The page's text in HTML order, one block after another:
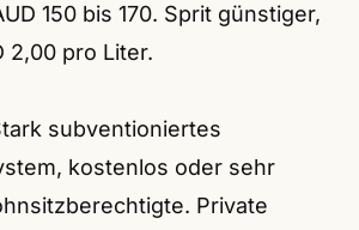
150 bis 170. Sprit günstiger,
2,00 pro Liter.
subventioniertes
kostenlos oder sehr
Private